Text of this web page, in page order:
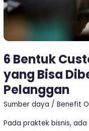
6 Bentuk
yang Bisa
Pelanggan
Sumber daya /Benefit
Pada praktek bisnis,
untuk
Pelanggan